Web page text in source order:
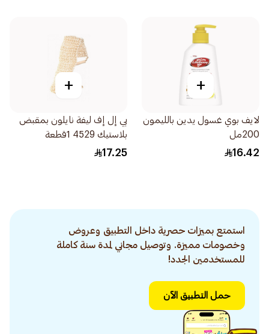
+
لايف بوي غسول يدين بالليمون
200مل
16.42
+
بي إل إف ليفة نايلون بمقبض
بلاستيك 4529 1قطعة
17.25
استمتع بميزات حصرية داخل التطبيق وعروض
وخصومات مميزة. وتوصيل مجاني لمدة سنة كاملة
للمستخدمين الجدد!
حمل التطبيق الآن